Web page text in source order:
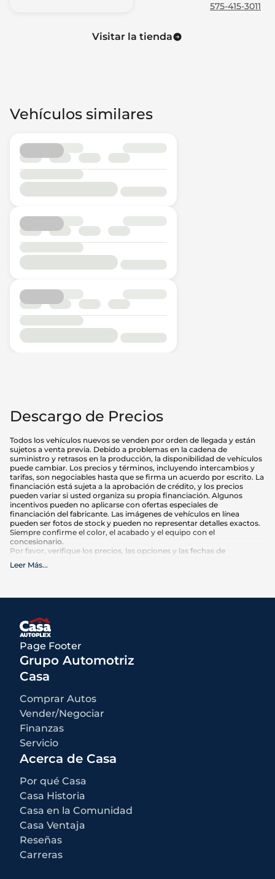
575-415-3011
Visitar la tienda
Vehículos similares
Descargo de Precios
Todos los vehículos nuevos se venden por orden de llegada y están
sujetos a venta previa. Debido a problemas en la cadena de
suministro y retrasos en la producción, la disponibilidad de vehículos
puede cambiar. Los precios y términos, incluyendo intercambios y
tarifas, son negociables hasta que se firma un acuerdo por escrito. La
financiación está sujeta a la aprobación de crédito, y los precios
pueden variar si usted organiza su propia financiación. Algunos
incentivos pueden no aplicarse con ofertas especiales de
financiación del fabricante. Las imágenes de vehículos en línea
pueden ser fotos de stock y pueden no representar detalles exactos.
Siempre confirme el color, el acabado y el equipo con el
concesionario.
Por favor, verifique los precios, las opciones y las fechas de
compra. El kilometraje puede variar en función de los hábitos de
utilizarse sólo para comparación.
Qué está incluido
Los precios anunciados INCLUYEN opciones instaladas de fábrica,
accesorios instalados por el concesionario, MSRP, costos de
transporte de fábrica y descuentos e incentivos aplicables para los
cuales todos los consumidores califican. Pueden estar disponibles
descuentos o incentivos adicionales según la elegibilidad. Estos
incentivos y precios están sujetos a cambios según los programas
del fabricante.
Qué no está incluido
Todos los precios anunciados EXCLUYEN el equipo opcional
seleccionado por el comprador, una tarifa de documentación del
concesionario de $499 para los concesionarios de Casa Autoplex, e
impuestos estatales y locales, etiquetas, registro y tarifas de título.
Leer Más...
Page Footer
Grupo Automotriz
Casa
Comprar Autos
Vender/Negociar
Finanzas
Servicio
Acerca de Casa
Por qué Casa
Casa Historia
Casa en la Comunidad
Casa Ventaja
Reseñas
Carreras